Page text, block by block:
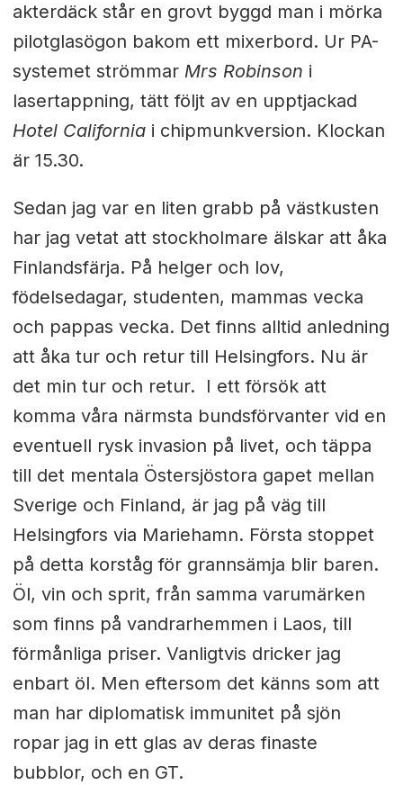
akterdäck står en grovt byggd man i mörka
pilotglasögon bakom ett mixerbord. Ur PA-
systemet strömmar Mrs Robinson i
lasertappning, tätt följt av en upptjackad
Hotel Californiai chipmunkversion. Klockan
är 15.30.
Sedan jag var en liten grabb på västkusten
har jag vetat att stockholmare älskar att åka
Finlandsfärja. På helger och lov,
födelsedagar, studenten, mammas vecka
och pappas vecka. Det finns alltid anledning
att åka tur och retur till Helsingfors. Nu är
det min tur och retur. I ett försök att
komma våra närmsta bundsförvanter vid en
eventuell rysk invasion på livet, och täppa
till det mentala Östersjöstora gapet mellan
Sverige och Finland, är jag på väg till
Helsingfors via Mariehamn. Första stoppet
på detta korståg för grannsämja blir baren.
Öl, vin och sprit, från samma varumärken
som finns på vandrarhemmen i Laos, till
förmånliga priser. Vanligtvis dricker jag
enbart öl. Men eftersom det känns som att
man har diplomatisk immunitet på sjön
ropar jag in ett glas av deras finaste
bubblor, och en GT.